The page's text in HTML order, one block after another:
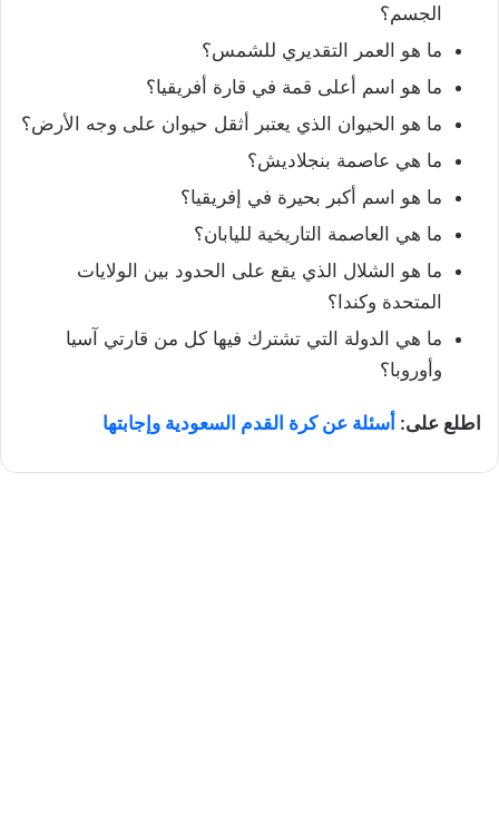
الجسم؟
ما هو العمر التقديري للشمس؟
ما هو اسم أعلى قمة في قارة أفريقيا؟
ما هو الحيوان الذي يعتبر أثقل حيوان على وجه الأرض؟
ما هي عاصمة بنجلاديش؟
ما هو اسم أكبر بحيرة في إفريقيا؟
ما هي العاصمة التاريخية لليابان؟
ما هو الشلال الذي يقع على الحدود بين الولايات
المتحدة وكندا؟
ما هي الدولة التي تشترك فيها كل من قارتي آسيا
وأوروبا؟
اطلع على: أسئلة عن كرة القدم السعودية وإجابتها